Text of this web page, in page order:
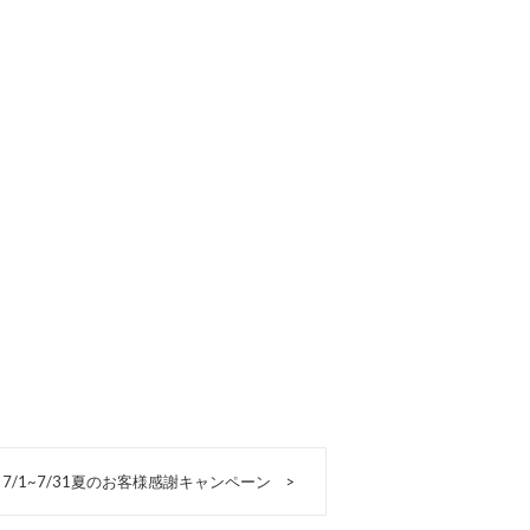
7/1~7/31夏のお客様感謝キャンペーン